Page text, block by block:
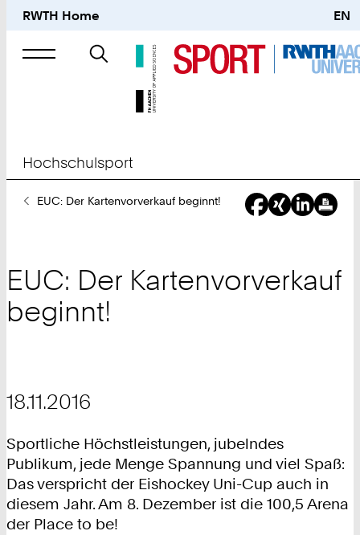
RWTH Home EN
Suche
nach
Hochschulsport
SieEUC: Der Kartenvorverkauf beginnt!
EUC: Der Kartenvorverkauf
beginnt!
18.11.2016
Sportliche Höchstleistungen, jubelndes
Publikum, jede Menge Spannung und viel Spaß:
Das verspricht der Eishockey Uni-Cup auch in
diesem Jahr. Am 8. Dezember ist die 100,5 Arena
der Place to be!